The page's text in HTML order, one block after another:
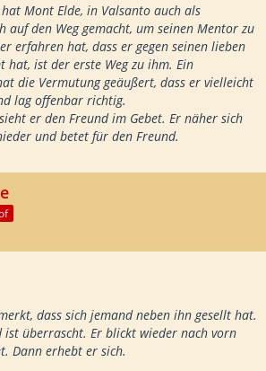
hat Mont Elde, in Valsanto auch als
auf den Weg gemacht, um seinen Mentor zu
erfahren hat, dass er gegen seinen lieben
hat, ist der erste Weg zu ihm. Ein
die Vermutung geäußert, dass er vielleicht
lag offenbar richtig.
er den Freund im Gebet. Er näher sich
und betet für den Freund.
dass sich jemand neben ihn gesellt hat.
ist überrascht. Er blickt wieder nach vorn
Dann erhebt er sich.